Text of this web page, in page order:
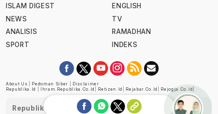
ISLAM DIGEST
NEWS
ANALISIS
SPORT
ENGLISH
TV
RAMADHAN
INDEKS
About Us Pedoman Siber
Disclaimer
Republika.id
Ihram.republika.co.id Retizen.id Rejabar.co.id Rejogja.co.id
Republika telah diverifikasi oleh Dewan Pers